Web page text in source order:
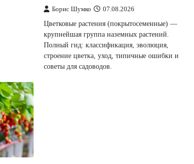
Борис Шумко 07.08.2026
Цветковые растения (покрытосеменные) —
крупнейшая группа наземных растений.
Полный гид: классификация, эволюция,
строение цветка, уход, типичные ошибки и
советы для садоводов.